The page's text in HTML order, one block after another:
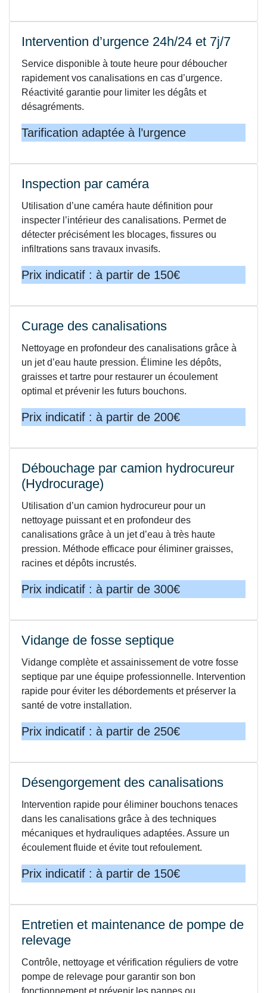
Intervention d’urgence 24h/24 et 7j/7
Service disponible à toute heure pour déboucher
rapidement vos canalisations en cas d’urgence.
Réactivité garantie pour limiter les dégâts et
désagréments.
Tarification adaptée à l’urgence
Inspection par caméra
Utilisation d’une caméra haute définition pour
inspecter l’intérieur des canalisations. Permet de
détecter précisément les blocages, fissures ou
infiltrations sans travaux invasifs.
Prix indicatif : à partir de 150€
Curage des canalisations
Nettoyage en profondeur des canalisations grâce à
un jet d’eau haute pression. Élimine les dépôts,
graisses et tartre pour restaurer un écoulement
optimal et prévenir les futurs bouchons.
Prix indicatif : à partir de 200€
Débouchage par camion hydrocureur
(Hydrocurage)
Utilisation d’un camion hydrocureur pour un
nettoyage puissant et en profondeur des
canalisations grâce à un jet d’eau à très haute
pression. Méthode efficace pour éliminer graisses,
racines et dépôts incrustés.
Prix indicatif : à partir de 300€
Vidange de fosse septique
Vidange complète et assainissement de votre fosse
septique par une équipe professionnelle. Intervention
rapide pour éviter les débordements et préserver la
santé de votre installation.
Prix indicatif : à partir de 250€
Désengorgement des canalisations
Intervention rapide pour éliminer bouchons tenaces
dans les canalisations grâce à des techniques
mécaniques et hydrauliques adaptées. Assure un
écoulement fluide et évite tout refoulement.
Prix indicatif : à partir de 150€
Entretien et maintenance de pompe de
relevage
Contrôle, nettoyage et vérification réguliers de votre
pompe de relevage pour garantir son bon
fonctionnement et prévenir les pannes ou